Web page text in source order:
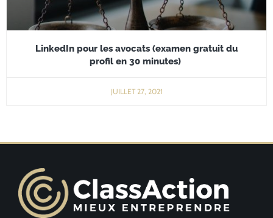
LinkedIn pour les avocats (examen gratuit du
profil en 30 minutes)
JUILLET 27, 2021